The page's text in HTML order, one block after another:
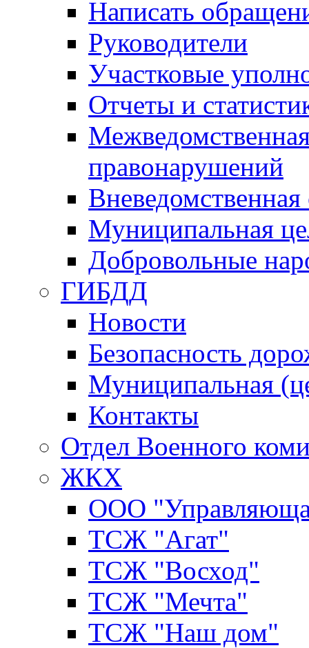
Написать
Руководители
Участковые
Отчеты и
правонарушений
Вневедомственная
Муниципальная
Добровольные
ГИБДД
Новости
Безопасность
Муниципальная
Контакты
Отдел Военного
ЖКХ
ООО
ТСЖ "Агат"
ТСЖ "Восход"
ТСЖ "Мечта"
ТСЖ "Наш дом"